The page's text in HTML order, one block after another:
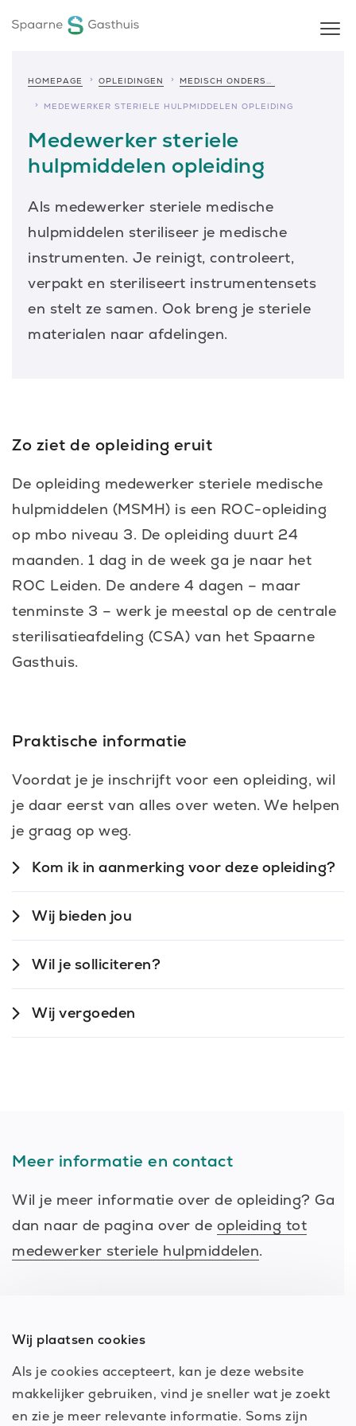
HOMEPAGE OPLEIDINGEN MEDISCH ONDERSTEUNENDE OPLEIDINGEN
MEDEWERKER STERIELE HULPMIDDELEN OPLEIDING
Medewerker steriele
hulpmiddelen opleiding
Als medewerker steriele medische
hulpmiddelen steriliseer je medische
instrumenten. Je reinigt, controleert,
verpakt en steriliseert instrumentensets
en stelt ze samen. Ook breng je steriele
materialen naar afdelingen.
Zo ziet de opleiding eruit
De opleiding medewerker steriele medische
hulpmiddelen (MSMH) is een ROC-opleiding
op mbo niveau 3. De opleiding duurt 24
maanden. 1 dag in de week ga je naar het
ROC Leiden. De andere 4 dagen – maar
tenminste 3 – werk je meestal op de centrale
sterilisatieafdeling (CSA) van het Spaarne
Gasthuis.
Praktische informatie
Voordat je je inschrijft voor een opleiding, wil
je daar eerst van alles over weten. We helpen
je graag op weg.
Kom ik in aanmerking voor deze opleiding?
Wij bieden jou
Wil je solliciteren?
Wij vergoeden
Meer informatie en contact
Wil je meer informatie over de opleiding? Ga
dan naar de pagina over de opleiding tot
medewerker steriele hulpmiddelen.
Wij plaatsen cookies
Als je cookies accepteert, kan je deze website
makkelijker gebruiken, vind je sneller wat je zoekt
en zie je meer relevante informatie. Soms zijn